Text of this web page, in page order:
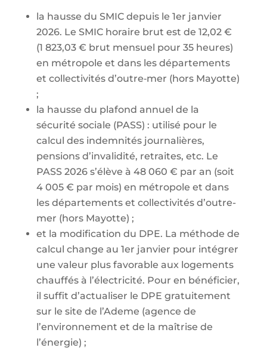
la hausse du SMIC depuis le 1er janvier
2026. Le SMIC horaire brut est de 12,02 €
(1 823,03 € brut mensuel pour 35 heures)
en métropole et dans les départements
et collectivités d’outre‑mer (hors Mayotte)
;
la hausse du plafond annuel de la
sécurité sociale (PASS) : utilisé pour le
calcul des indemnités journalières,
pensions d’invalidité, retraites, etc. Le
PASS 2026 s’élève à 48 060 € par an (soit
4 005 € par mois) en métropole et dans
les départements et collectivités d’outre-
mer (hors Mayotte) ;
et la modification du DPE. La méthode de
calcul change au 1er janvier pour intégrer
une valeur plus favorable aux logements
chauffés à l’électricité. Pour en bénéficier,
il suffit d’actualiser le DPE gratuitement
sur le site de l’Ademe (agence de
l’environnement et de la maîtrise de
l’énergie) ;